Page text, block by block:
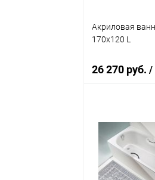
Акриловая
170x120 L
26 270 руб. /
Купить в 1 клик
В избранное